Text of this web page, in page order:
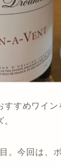
すすめワイ
。今回は、